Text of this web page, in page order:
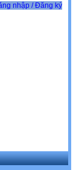
nhập / Đăng ký